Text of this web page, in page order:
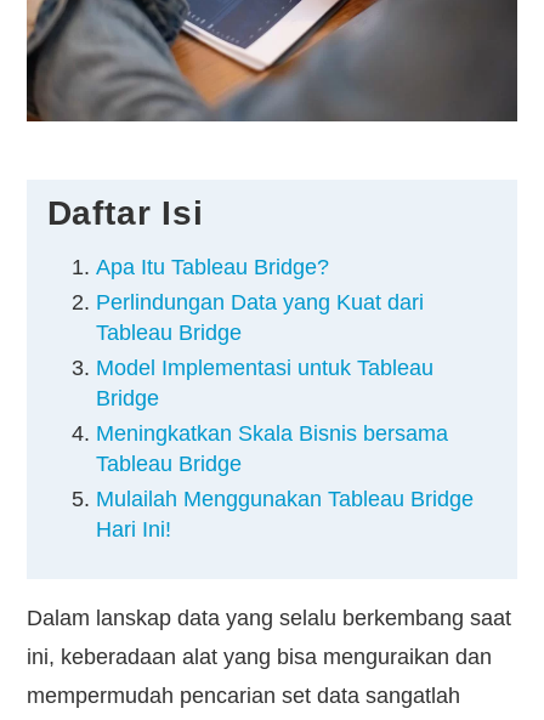
Daftar Isi
Apa Itu Tableau Bridge?
Perlindungan Data yang Kuat dari
Tableau Bridge
Model Implementasi untuk Tableau
Bridge
Meningkatkan Skala Bisnis bersama
Tableau Bridge
Mulailah Menggunakan Tableau Bridge
Hari Ini!
Dalam lanskap data yang selalu berkembang saat
ini, keberadaan alat yang bisa menguraikan dan
mempermudah pencarian set data sangatlah